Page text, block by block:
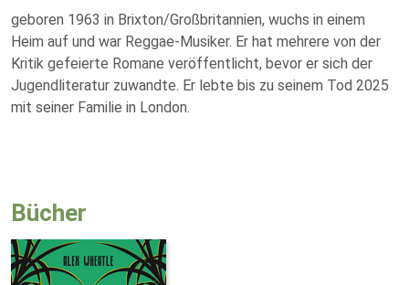
geboren 1963 in Brixton/Großbritannien, wuchs in einem
Heim auf und war Reggae-Musiker. Er hat mehrere von der
Kritik gefeierte Romane veröffentlicht, bevor er sich der
Jugendliteratur zuwandte. Er lebte bis zu seinem Tod 2025
mit seiner Familie in London.
Bücher